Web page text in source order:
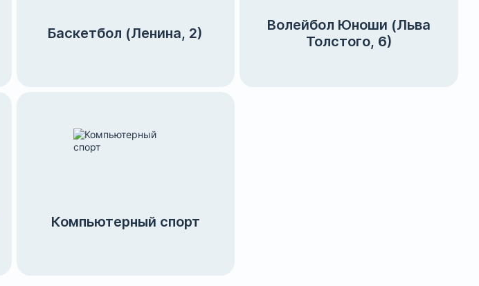
Баскетбол (Ленина, 2)
Волейбол Юноши (Льва
Толстого, 6)
Компьютерный спорт